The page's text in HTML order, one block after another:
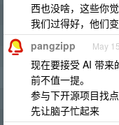
西也没啥，这些你
我们过得好，他们
pangzipp May 15
现在要接受 AI 带来
前不值一提。
参与下开源项目找
先让脑子忙起来